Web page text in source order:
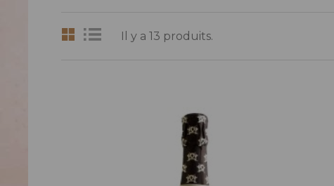
Il y a 13 produits.